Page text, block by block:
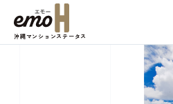
沖縄マンションステータス